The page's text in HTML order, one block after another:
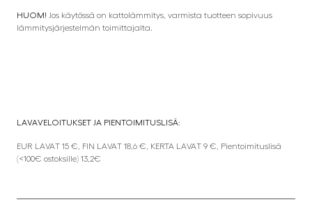
HUOM! Jos käytössä on kattolämmitys, varmista tuotteen sopivuus
lämmitysjärjestelmän toimittajalta.
LAVAVELOITUKSET JA PIENTOIMITUSLISÄ:
EUR LAVAT 15 €, FIN LAVAT 18,6 €, KERTA LAVAT 9 €, Pientoimituslisä
(<100€ ostoksille) 13,2€